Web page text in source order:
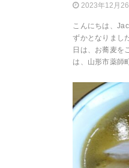
2023年12月
こんにちは、
ずかとなりまし
日は、お蕎麦を
は、山形市薬師